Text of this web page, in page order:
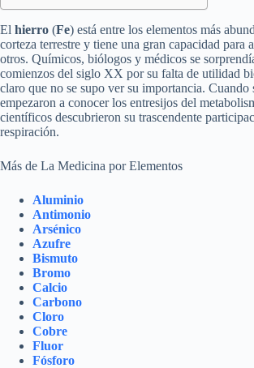
El hierro (Fe) está entre los elementos más
corteza terrestre y tiene una gran capacidad para
otros. Químicos, biólogos y médicos se
comienzos del siglo XX por su falta de utilidad
claro que no se supo ver su importancia. Cuando
empezaron a conocer los entresijos del
científicos descubrieron su trascendente
respiración.
Más de La Medicina por Elementos
Aluminio
Antimonio
Arsénico
Azufre
Bismuto
Bromo
Calcio
Carbono
Cloro
Cobre
Fluor
Fósforo